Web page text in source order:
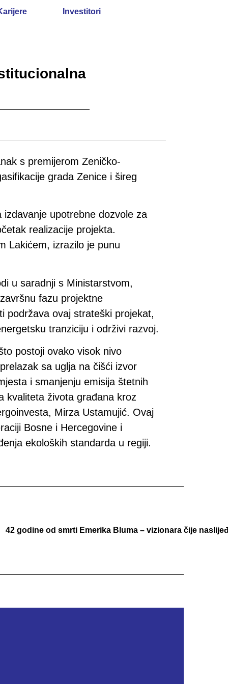
Investitori
s premijerom Zeničko-
grada Zenice i šireg
upotrebne dozvole za
realizacije projekta.
Lakićem, izrazilo je punu
u saradnji s Ministarstvom,
fazu projektne
podržava ovaj strateški projekat,
tranziciju i održivi razvoj.
postoji ovako visok nivo
sa uglja na čišći izvor
i smanjenju emisija štetnih
kvaliteta života građana kroz
Mirza Ustamujić. Ovaj
Bosne i Hercegovine i
ekoloških standarda u regiji.
42 godine od smrti Emerika Bluma – vizionara čije